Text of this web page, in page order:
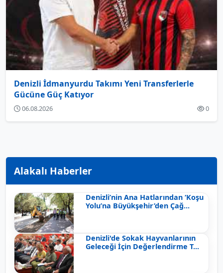
Denizli İdmanyurdu Takımı Yeni Transferlerle
Gücüne Güç Katıyor
06.08.2026 0
Alakalı Haberler
Denizli’nin Ana Hatlarından ‘Koşu
Yolu’na Büyükşehir’den Çağ...
Denizli'de Sokak Hayvanlarının
Geleceği İçin Değerlendirme T...